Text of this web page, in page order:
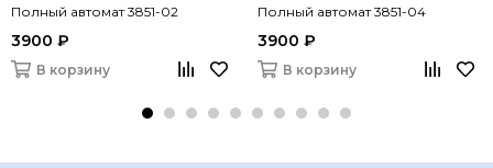
Полный автомат 3851-02
3900 ₽
В корзину
Полный автомат 3851-04
3900 ₽
В корзину